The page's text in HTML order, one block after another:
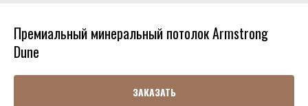
Премиальный минеральный потолок Armstrong
Dune
ЗАКАЗАТЬ